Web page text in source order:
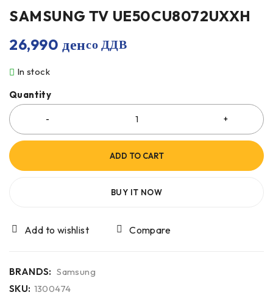
SAMSUNG TV UE50CU8072UXXH
26,990 денсо ДДВ
In stock
Quantity
ADD TO CART
BUY IT NOW
Compare
BRANDS: Samsung
SKU: 1300474